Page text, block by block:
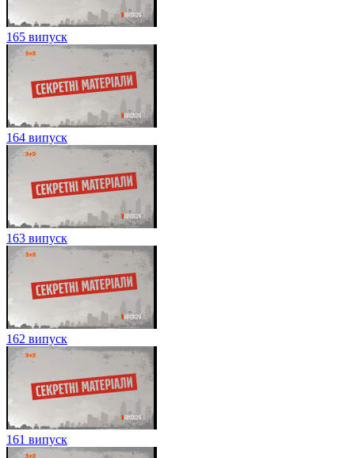
165 випуск
164 випуск
163 випуск
162 випуск
161 випуск